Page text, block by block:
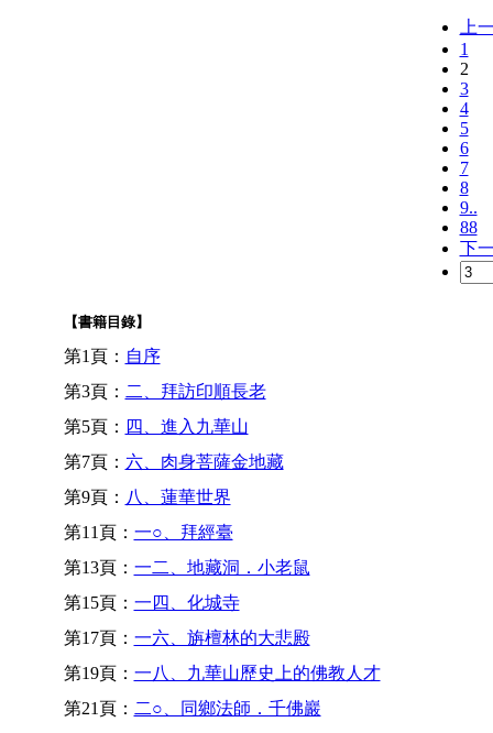
上
1
2
3
4
5
6
7
8
9..
88
下
【書籍目錄】
第1頁： 自序
第3頁： 二、拜訪印順長老
第5頁： 四、進入九華山
第7頁： 六、肉身菩薩金地藏
第9頁： 八、蓮華世界
第11頁： 一○、拜經臺
第13頁： 一二、地藏洞．小老鼠
第15頁： 一四、化城寺
第17頁： 一六、旃檀林的大悲殿
第19頁： 一八、九華山歷史上的佛教人才
第21頁： 二○、同鄉法師．千佛巖